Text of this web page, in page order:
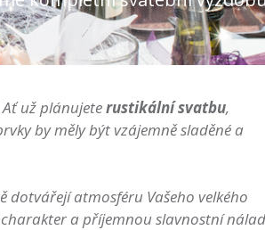
Ať už plánujeterustikální svatbu,
by měly být vzájemně sladěné a
dotvářejí atmosféru Vašeho velkého
a příjemnou slavnostní